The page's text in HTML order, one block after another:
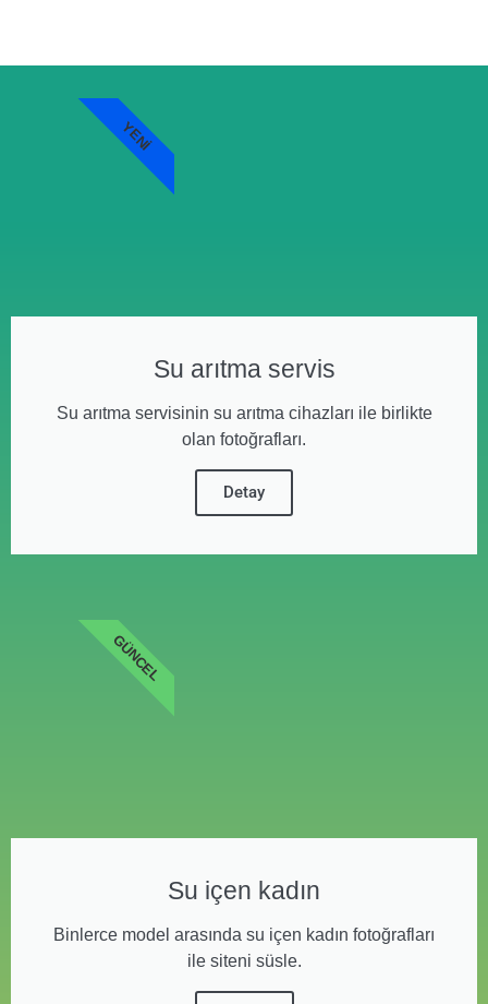
Su arıtma servis
Su arıtma servisinin su arıtma cihazları ile birlikte
olan fotoğrafları.
Detay
YENI
Su içen kadın
Binlerce model arasında su içen kadın fotoğrafları
ile siteni süsle.
GÜNCEL